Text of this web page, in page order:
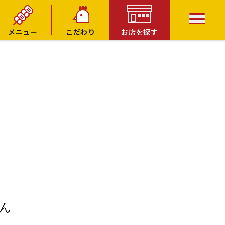
メニュー こだわり お店を探す